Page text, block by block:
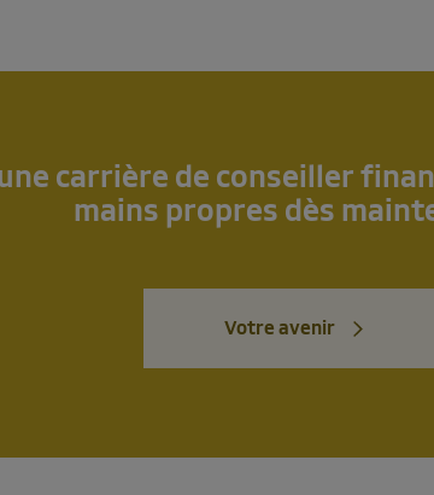
carrière de conseiller
mains propres dès
Votre avenir